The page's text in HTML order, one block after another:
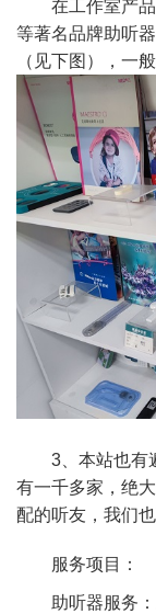
在工作室产
等著名品牌助听
（见下图），一
3、本站也有
有一千多家，绝
配的听友，我们
服务项目：
助听器服务